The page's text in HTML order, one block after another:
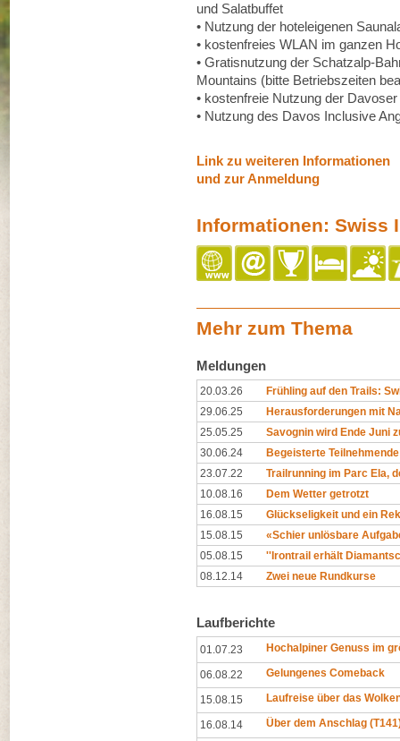
und Salatbuffet
• Nutzung der hoteleigenen
• kostenfreies WLAN im ganzen
• Gratisnutzung der Schatzalp-
Mountains (bitte Betriebszeiten
• kostenfreie Nutzung der
• Nutzung des Davos Inclusive
Link zu weiteren Informationen
und zur Anmeldung
Informationen: Swiss
Mehr zum Thema
Meldungen
20.03.26
Frühling auf den Trails:
29.06.25
Herausforderungen mit
25.05.25
Savognin wird Ende Juni
30.06.24
Begeisterte
23.07.22
Trailrunning im Parc Ela,
10.08.16
Dem Wetter getrotzt
16.08.15
Glückseligkeit und ein
15.08.15
«Schier unlösbare
05.08.15
''Irontrail erhält
08.12.14
Zwei neue Rundkurse
Laufberichte
01.07.23 Hochalpiner Genuss im
06.08.22 Gelungenes Comeback
15.08.15 Laufreise über das
16.08.14 Über dem Anschlag